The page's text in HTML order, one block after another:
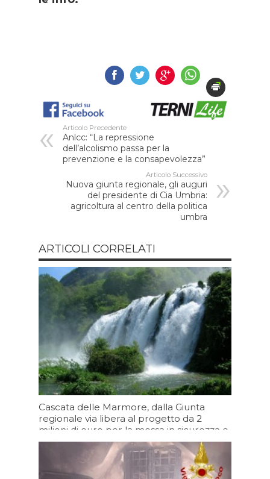
Articolo Precedente
Anlcc: “La repressione
dell’alcolismo passa per la
prevenzione e la consapevolezza”
Articolo Successivo
Nuova giunta regionale, gli auguri
del presidente di Cia Umbria:
agricoltura al centro della politica
umbra
ARTICOLI CORRELATI
Cascata delle Marmore, dalla Giunta
regionale via libera al progetto da 2
milioni di euro per la messa in sicurezza e
il consolidamento del salto principale